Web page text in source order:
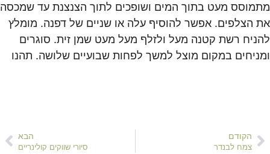
מתמוסס מעט בתוך המים ושופכים לתוך הצנצנת עד שמכסה
את הצלפים. אפשר להוסיף עלה או שניים של דפנה. מומלץ
להניח רשת קטנה מעל ולזלף מעל מעט שמן זית. סוגרים
ומניחים במקום מוצל למשך לפחות שבועיים שלושה. תהנו
הקודם
צמח לבנדר
הבא
סיורי שווקים קולינריים